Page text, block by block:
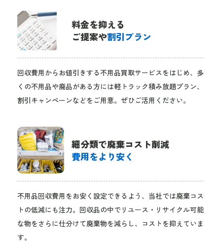
料金を抑える
ご提案や割引プラン
回収費用からお値引きする不用品買取サービスをはじめ、多
くの不用品や廃品がある方には軽トラック積み放題プラン、
割引キャンペーンなどをご用意。ぜひご活用ください。
細分類で廃棄コスト削減
費用をより安く
不用品回収費用をお安く設定できるよう、当社では廃棄コス
トの低減にも注力。回収品の中でリユース・リサイクル可能
な物をさらに仕分けて廃棄物を減らし、コストを抑えていま
す。